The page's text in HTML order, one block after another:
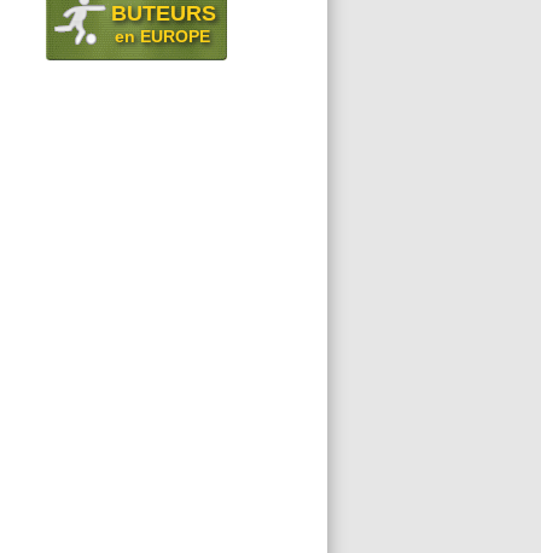
BUTEURS
en EUROPE